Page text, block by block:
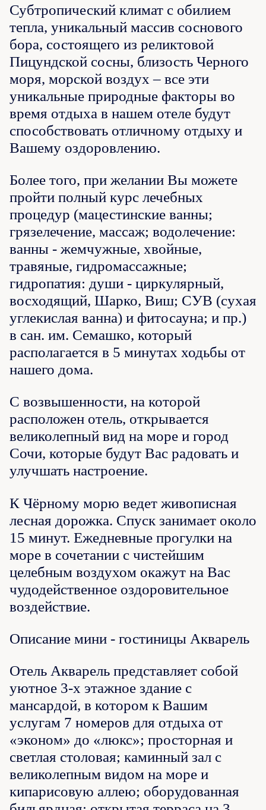
Субтропический климат с обилием
тепла, уникальный массив соснового
бора, состоящего из реликтовой
Пицундской сосны, близость Черного
моря, морской воздух – все эти
уникальные природные факторы во
время отдыха в нашем отеле будут
способствовать отличному отдыху и
Вашему оздоровлению.
Более того, при желании Вы можете
пройти полный курс лечебных
процедур (мацестинские ванны;
грязелечение, массаж; водолечение:
ванны - жемчужные, хвойные,
травяные, гидромассажные;
гидропатия: души - циркулярный,
восходящий, Шарко, Виш; СУВ (сухая
углекислая ванна) и фитосауна; и пр.)
в сан. им. Семашко, который
располагается в 5 минутах ходьбы от
нашего дома.
С возвышенности, на которой
расположен отель, открывается
великолепный вид на море и город
Сочи, которые будут Вас радовать и
улучшать настроение.
К Чёрному морю ведет живописная
лесная дорожка. Спуск занимает около
15 минут. Ежедневные прогулки на
море в сочетании с чистейшим
целебным воздухом окажут на Вас
чудодейственное оздоровительное
воздействие.
Описание мини - гостиницы Акварель
Отель Акварель представляет собой
уютное 3-х этажное здание с
мансардой, в котором к Вашим
услугам 7 номеров для отдыха от
«эконом» до «люкс»; просторная и
светлая столовая; каминный зал с
великолепным видом на море и
кипарисовую аллею; оборудованная